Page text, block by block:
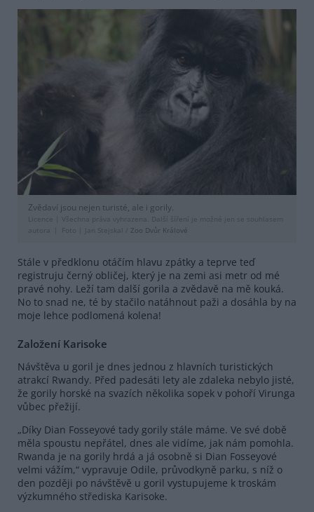
Zvědaví jsou nejen turisté, ale i gorily.
Licence |
Všechna práva vyhrazena. Další šíření je možné jen se souhlasem
autora
Foto | Jan Stejskal / Zoo Dvůr Králové
Stále v předklonu otáčím hlavu zpátky a teprve teď
registruju černý obličej, který je na zemi asi metr od mé
pravé nohy. Leží tam další gorila a zvědavě na mě kouká.
No to snad ne, té by stačilo natáhnout paži a dosáhla by na
moje lehce podlomená kolena!
Založení Karisoke
Návštěva u goril je dnes jednou z hlavních turistických
atrakcí Rwandy. Před padesáti lety ale zdaleka nebylo jisté,
že gorily horské na svazích několika sopek v pohoří Virunga
vůbec přežijí.
„Díky Dian Fosseyové tady gorily stále máme. Ve své době
měla spoustu nepřátel, dnes ale vidíme, jak nám pomohla.
Rwanda je na gorily hrdá a já osobně si Dian Fosseyové
velmi vážím,“ vypravuje Odile, průvodkyně parku, s níž o
den později po návštěvě u goril vystupujeme k troskám
výzkumného střediska Karisoke.